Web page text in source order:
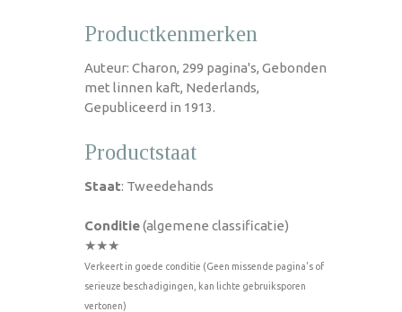
Productkenmerken
Auteur: Charon, 299 pagina's, Gebonden
met linnen kaft, Nederlands,
Gepubliceerd in 1913.
Productstaat
Staat: Tweedehands
Conditie(algemene classificatie)
★★★
Verkeert in goede conditie (Geen missende pagina's of
serieuze beschadigingen, kan lichte gebruiksporen
vertonen)